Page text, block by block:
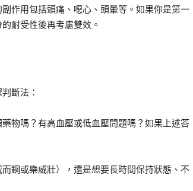
作用包括頭痛、噁心、頭暈等。如果你是第一
耐受性後再考慮雙效。
斷法：
物嗎？有高血壓或低血壓問題嗎？如果上述答
鋼或樂威壯），還是想要長時間保持狀態、不